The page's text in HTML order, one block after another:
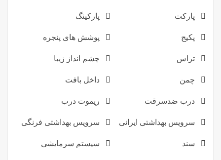
پارکت پارکینگ
پکیج پوشش های پنجره
تراس چشم انداز زیبا
چمن داخل بافت
درب ضدسرقت ریموت درب
سرویس بهداشتی ایرانی سرویس بهداشتی فرنگی
سند سیستم سرمایشی